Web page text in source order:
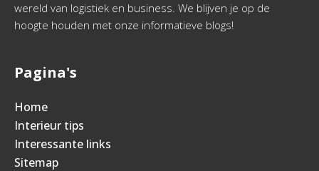
wereld van logistiek en business. We blijven je op de
hoogte houden met onze informatieve blogs!
Pagina's
Home
Interieur tips
Interessante links
Sitemap